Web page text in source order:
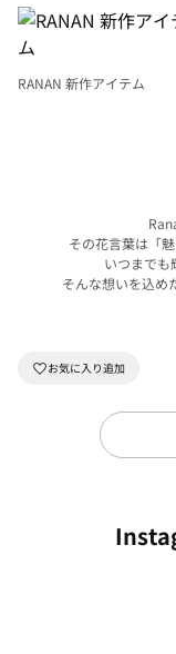
RANAN 新作アイテム
その花言葉は「
いつまでも
そんな想いを込め